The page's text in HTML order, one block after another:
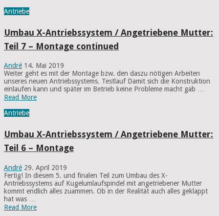
Antriebe
Umbau X-Antriebssystem / Angetriebene Mutter:
Teil 7 – Montage continued
André 14. Mai 2019
Weiter geht es mit der Montage bzw. den daszu nötigen Arbeiten
unseres neuen Antriebssystems. Testlauf Damit sich die Konstruktion
einlaufen kann und später im Betrieb keine Probleme macht gab …
Read More
Antriebe
Umbau X-Antriebssystem / Angetriebene Mutter:
Teil 6 – Montage
André 29. April 2019
Fertig! In diesem 5. und finalen Teil zum Umbau des X-
Antriebssystems auf Kugelumlaufspindel mit angetriebener Mutter
kommt endlich alles zuammen. Ob in der Realität auch alles geklappt
hat was …
Read More